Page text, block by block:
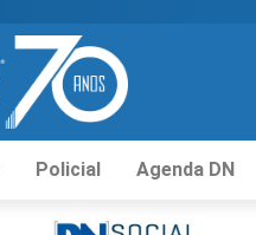
Policial Agenda DN